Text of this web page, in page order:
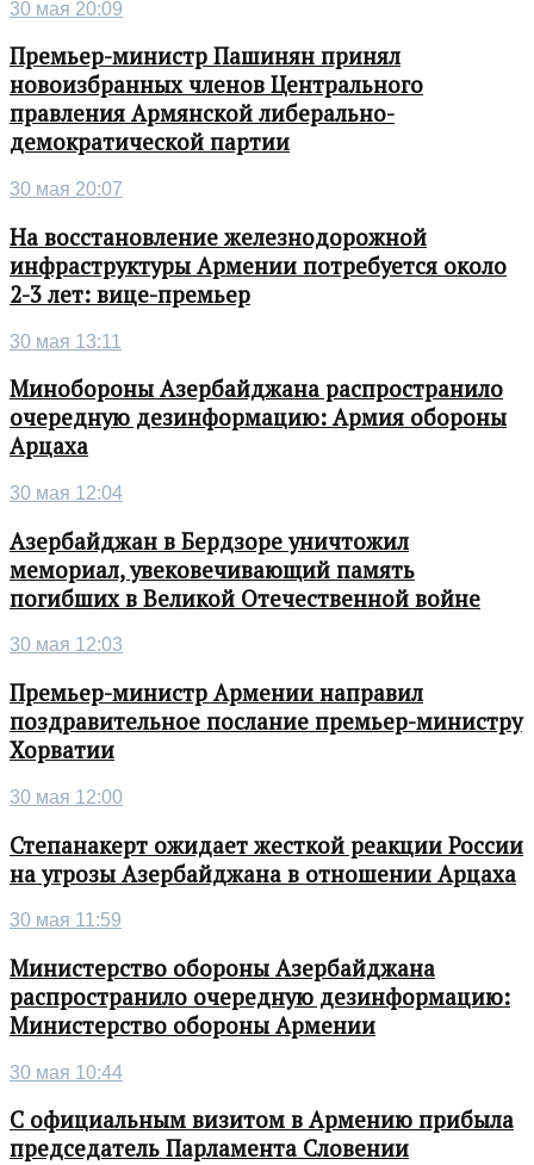
30 мая 20:09
Премьер-министр Пашинян принял
новоизбранных членов Центрального
правления Армянской либерально-
демократической партии
30 мая 20:07
На восстановление железнодорожной
инфраструктуры Армении потребуется около
2-3 лет: вице-премьер
30 мая 13:11
Минобороны Азербайджана распространило
очередную дезинформацию: Армия обороны
Арцаха
30 мая 12:04
Азербайджан в Бердзоре уничтожил
мемориал, увековечивающий память
погибших в Великой Отечественной войне
30 мая 12:03
Премьер-министр Армении направил
поздравительное послание премьер-министру
Хорватии
30 мая 12:00
Степанакерт ожидает жесткой реакции России
на угрозы Азербайджана в отношении Арцаха
30 мая 11:59
Министерство обороны Азербайджана
распространило очередную дезинформацию:
Министерство обороны Армении
30 мая 10:44
С официальным визитом в Армению прибыла
председатель Парламента Словении